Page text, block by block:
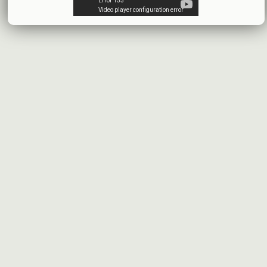
البيانات المالية النهائية عن العام 2025
شركة سيريتل موبايل تيليكوم
2026-07-12